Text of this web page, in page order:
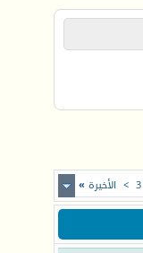
3
> الأخيرة »